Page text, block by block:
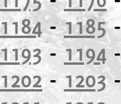
1184-1185
1193-1194
1202- 1203